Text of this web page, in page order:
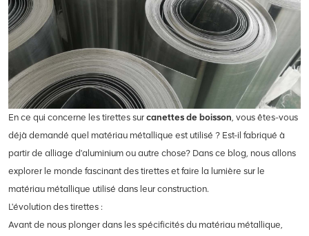
En ce qui concerne les tirettes sur canettes de boisson , vous êtes-vous
déjà demandé quel matériau métallique est utilisé ? Est-il fabriqué à
partir de alliage d'aluminium ou autre chose? Dans ce blog, nous allons
explorer le monde fascinant des tirettes et faire la lumière sur le
matériau métallique utilisé dans leur construction.
L'évolution des tirettes :
Avant de nous plonger dans les spécificités du matériau métallique,